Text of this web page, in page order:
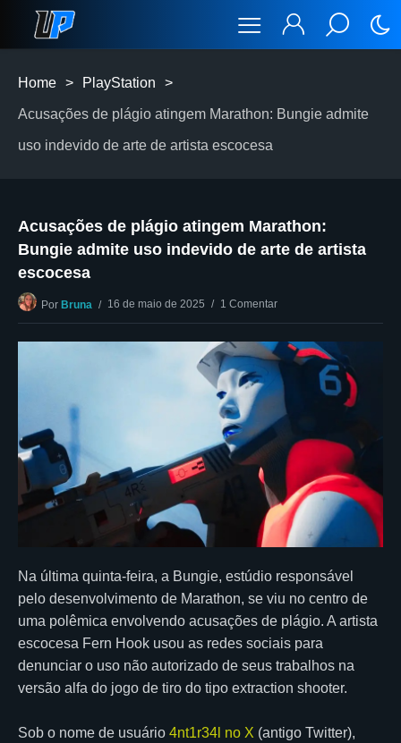
Home > PlayStation >
Acusações de plágio atingem Marathon: Bungie admite
uso indevido de arte de artista escocesa
Acusações de plágio atingem Marathon:
Bungie admite uso indevido de arte de artista
escocesa
Por Bruna 16 de maio de 2025 1 Comentar
Na última quinta-feira, a Bungie, estúdio responsável
pelo desenvolvimento de Marathon, se viu no centro de
uma polêmica envolvendo acusações de plágio. A artista
escocesa Fern Hook usou as redes sociais para
denunciar o uso não autorizado de seus trabalhos na
versão alfa do jogo de tiro do tipo extraction shooter.
Sob o nome de usuário 4nt1r34l no X (antigo Twitter),